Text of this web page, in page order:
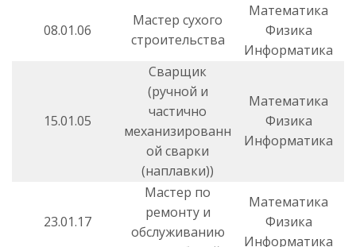
08.01.06
Мастер сухого
строительства
Математика
Физика
Информатика
15.01.05
Сварщик
(ручной и
частично
механизированн
ой сварки
(наплавки))
Математика
Физика
Информатика
23.01.17
Мастер по
ремонту и
обслуживанию
Математика
Физика
Информатика